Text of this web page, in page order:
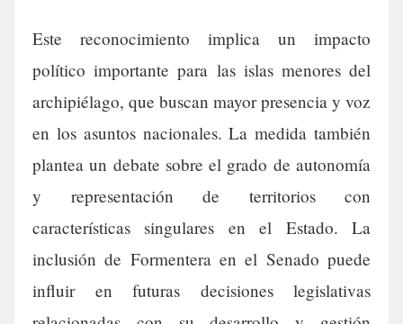
Este reconocimiento implica un impacto
político importante para las islas menores del
archipiélago, que buscan mayor presencia y voz
en los asuntos nacionales. La medida también
plantea un debate sobre el grado de autonomía
y representación de territorios con
características singulares en el Estado. La
inclusión de Formentera en el Senado puede
influir en futuras decisiones legislativas